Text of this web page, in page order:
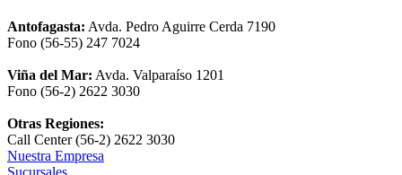
Antofagasta: Avda. Pedro Aguirre Cerda 7190
Fono (56-55) 247 7024
Viña del Mar: Avda. Valparaíso 1201
Fono (56-2) 2622 3030
Otras Regiones:
Call Center (56-2) 2622 3030
Nuestra Empresa